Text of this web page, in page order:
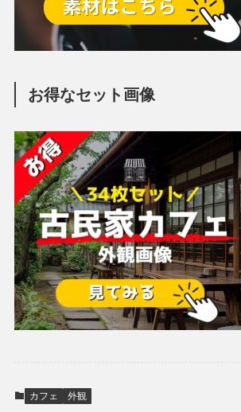
お得なセット画像
カフェ 外観